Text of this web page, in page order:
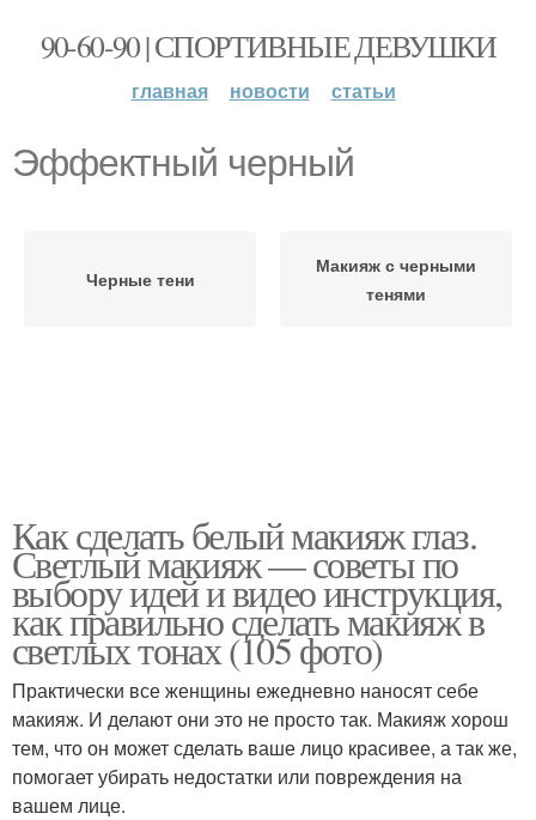
90-60-90 | СПОРТИВНЫЕ ДЕВУШКИ
главная новости статьи
Эффектный черный
Черные тени
Макияж с черными
тенями
Как сделать белый макияж глаз.
Светлый макияж — советы по
выбору идей и видео инструкция,
как правильно сделать макияж в
светлых тонах (105 фото)
Практически все женщины ежедневно наносят себе
макияж. И делают они это не просто так. Макияж хорош
тем, что он может сделать ваше лицо красивее, а так же,
помогает убирать недостатки или повреждения на
вашем лице.